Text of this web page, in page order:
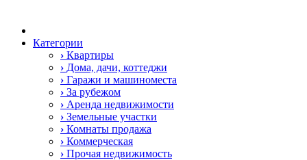
Категории
› Квартиры
› Дома, дачи, коттеджи
› Гаражи и машиноместа
› За рубежом
› Аренда недвижимости
› Земельные участки
› Комнаты продажа
› Коммерческая
› Прочая недвижимость